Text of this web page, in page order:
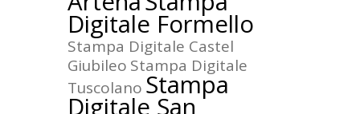
Digitale Formello
Stampa Digitale Castel
Giubileo Stampa Digitale
Tuscolano Stampa
Digitale San